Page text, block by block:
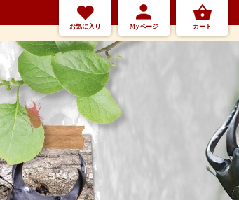
お気に入り Myページ カート